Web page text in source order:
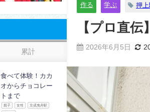
作る 学ぶ 押上
【プロ直
2026年6月5日
累計
食べて体験！カカ
オからチョコレー
トまで
親子 女性 京成曳舟駅